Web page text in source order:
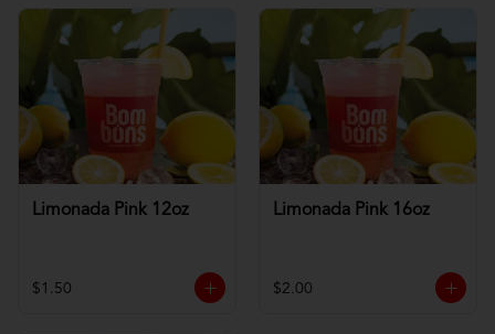
Limonada Pink 12oz
$1.50
Limonada Pink 16oz
$2.00